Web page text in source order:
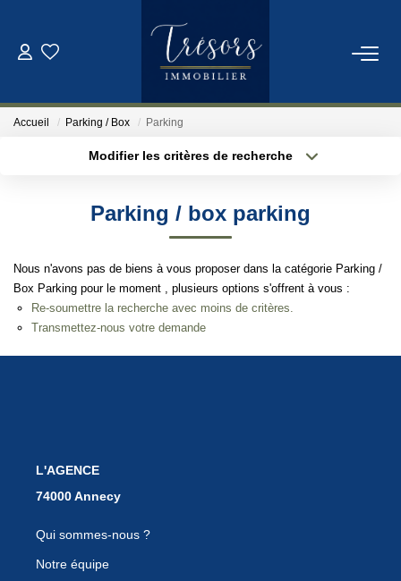
Qui Sommes-Nous
Notre Équipe
ESTIMATION
Accueil Parking / Box Parking
Modifier les critères de recherche
Budget max
Plus de critères Créer une alerte
Parking / box parking
Nous n'avons pas de biens à vous proposer dans la catégorie Parking /
Box Parking pour le moment , plusieurs options s'offrent à vous :
Re-soumettre la recherche avec moins de critères.
Transmettez-nous votre demande
L'AGENCE
Qui sommes-nous ?
Notre équipe